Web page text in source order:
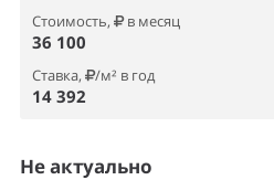
Стоимость, в месяц
36 100
Ставка, /м² в год
14 392
Не актуально